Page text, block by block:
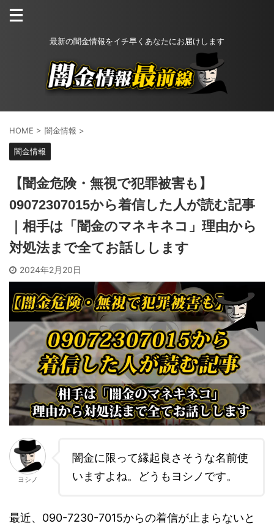
最新の闇金情報をイチ早くあなたにお届けします
HOME > 闇金情報 >
闇金情報
【闇金危険・無視で犯罪被害も】
09072307015から着信した人が読む記事
｜相手は「闇金のマネキネコ」理由から
対処法まで全てお話しします
2024年2月20日
ヨシノ
闇金に限って縁起良さそうな名前使
いますよね。どうもヨシノです。
最近、090-7230-7015からの着信が止まらないと